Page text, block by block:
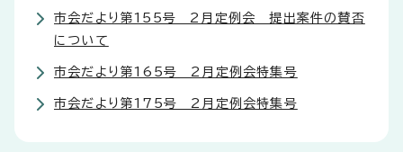
市会だより第155号 2月定例会 提出案件の賛否
について
市会だより第165号 2月定例会特集号
市会だより第175号 2月定例会特集号